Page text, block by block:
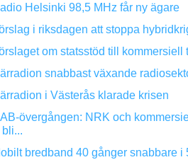
Helsinki 98,5 MHz får ny ägare
i riksdagen att stoppa
om statsstöd till kommersiell
snabbast växande
i Västerås klarade krisen
övergången: NRK och
bli...
bredband 40 gånger snabbare i